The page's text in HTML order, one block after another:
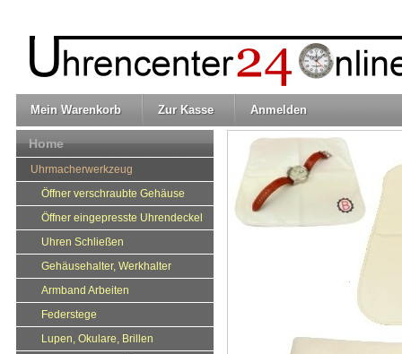
Mein Warenkorb Zur Kasse Anmelden
Home
Uhrmacherwerkzeug
Öffner verschraubte Gehäuse
Öffner eingepresste Uhrendeckel
Uhren Schließen
Gehäusehalter, Werkhalter
Armband Arbeiten
Federstege
Lupen, Okulare, Brillen